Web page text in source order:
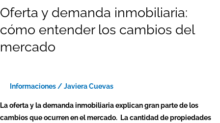
Oferta y demanda inmobiliaria:
cómo entender los cambios del
mercado
Informaciones/Javiera Cuevas
La oferta y la demanda inmobiliaria explican gran parte de los
cambios que ocurren en el mercado. La cantidad de propiedades